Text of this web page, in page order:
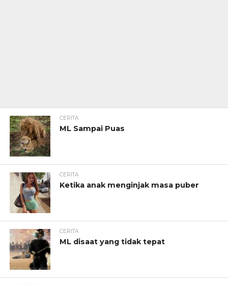
CERITA
ML Sampai Puas
CERITA
Ketika anak menginjak masa puber
CERITA
ML disaat yang tidak tepat